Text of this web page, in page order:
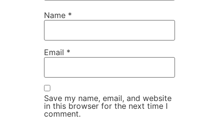
Name *
Email *
Save my name, email, and website
in this browser for the next time I
comment.